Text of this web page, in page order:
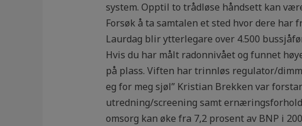
system. Opptil to trådløse håndsett kan
Forsøk å ta samtalen et sted hvor dere
Laurdag blir ytterlegare over 4.500
Hvis du har målt radonnivået og funnet
på plass. Viften har trinnløs regulator/
eg for meg sjøl” Kristian Brekken var
utredning/screening samt
omsorg kan øke fra 7,2 prosent av BNP i